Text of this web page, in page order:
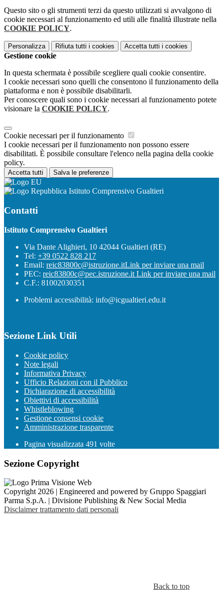
Questo sito o gli strumenti terzi da questo utilizzati si avvalgono di
cookie necessari al funzionamento ed utili alle finalità illustrate nella
COOKIE POLICY.
Personalizza Rifiuta tutti i cookies Accetta tutti i cookies
Gestione cookie
In questa schermata è possibile scegliere quali cookie consentire.
I cookie necessari sono quelli che consentono il funzionamento della
piattaforma e non è possibile disabilitarli.
Per conoscere quali sono i cookie necessari al funzionamento potete
visionare la COOKIE POLICY.
Cookie necessari per il funzionamento
I cookie necessari per il funzionamento non possono essere
disabilitati. È possibile consultare l'elenco nella pagina della cookie
policy.
Accetta tutti Salva le preferenze
Istituto Comprensivo Gualtieri
Contatti
Istituto Comprensivo Gualtieri
Via Dante Alighieri, 10 42044 Gualtieri (RE)
Tel: +39 0522 828 217
Email: reic83800c@istruzione.itLink per inviare una mail
PEC: reic83800c@pec.istruzione.it Link per inviare una mail
C.F.: 81002030351
Problemi accessibilità: info@icgualtieri.edu.it
Sezione Link Utili
Cookie policy
Note legali
Informativa Privacy
Ufficio Relazioni con il Pubblico
Dichiarazione di accessibilità
Obiettivi di accessibilità
Whistleblowing
Gestione consensi cookie
Amministrazione trasparente
Pagina visualizzata 491 volte
Sezione Copyright
Copyright 2026 | Engineered and powered by Gruppo Spaggiari
Parma S.p.A. | Divisione Publishing & New Social Media
Disclaimer trattamento dati personali
Back to top